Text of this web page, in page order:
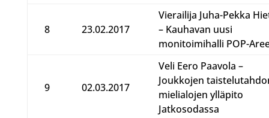
8 23.02.2017
Vierailija Juha-Pekka
– Kauhavan uusi
monitoimihalli POP-
9 02.03.2017
Veli Eero Paavola –
Joukkojen
mielialojen ylläpito
Jatkosodassa